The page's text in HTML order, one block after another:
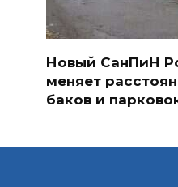
Новый СанПиН
меняет
баков и